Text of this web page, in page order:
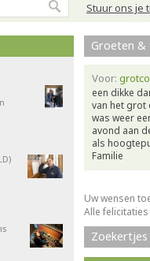
Stuur ons je
Groeten &
Voor:
een dikke
van het grot
was weer
avond aan
als
Familie
Uw wensen
Alle
Zoekertjes